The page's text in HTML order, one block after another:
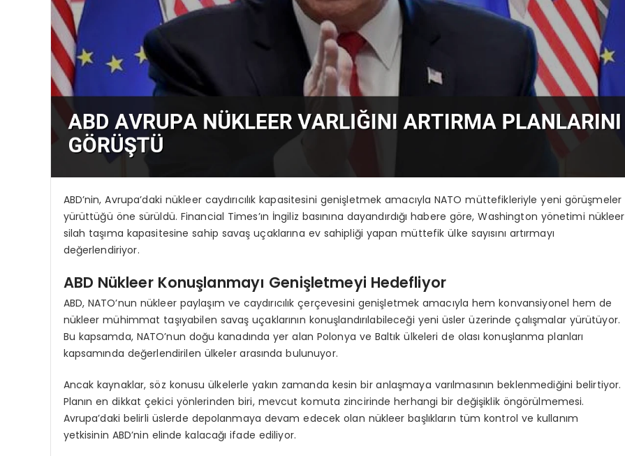
ABD’nin, Avrupa’daki nükleer caydırıcılık kapasitesini genişletmek amacıyla NATO müttefikleriyle yeni görüşmeler
yürüttüğü öne sürüldü. Financial Times’ın İngiliz basınına dayandırdığı habere göre, Washington yönetimi nükleer
silah taşıma kapasitesine sahip savaş uçaklarına ev sahipliği yapan müttefik ülke sayısını artırmayı
değerlendiriyor.
ABD Nükleer Konuşlanmayı Genişletmeyi Hedefliyor
ABD, NATO’nun nükleer paylaşım ve caydırıcılık çerçevesini genişletmek amacıyla hem konvansiyonel hem de
nükleer mühimmat taşıyabilen savaş uçaklarının konuşlandırılabileceği yeni üsler üzerinde çalışmalar yürütüyor.
Bu kapsamda, NATO’nun doğu kanadında yer alan Polonya ve Baltık ülkeleri de olası konuşlanma planları
kapsamında değerlendirilen ülkeler arasında bulunuyor.
Ancak kaynaklar, söz konusu ülkelerle yakın zamanda kesin bir anlaşmaya varılmasının beklenmediğini belirtiyor.
Planın en dikkat çekici yönlerinden biri, mevcut komuta zincirinde herhangi bir değişiklik öngörülmemesi.
Avrupa’daki belirli üslerde depolanmaya devam edecek olan nükleer başlıkların tüm kontrol ve kullanım
yetkisinin ABD’nin elinde kalacağı ifade ediliyor.